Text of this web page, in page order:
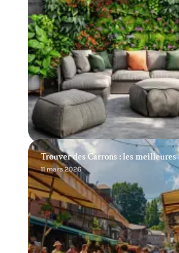
Trouver des Carrons : les meilleures
11 mars 2026